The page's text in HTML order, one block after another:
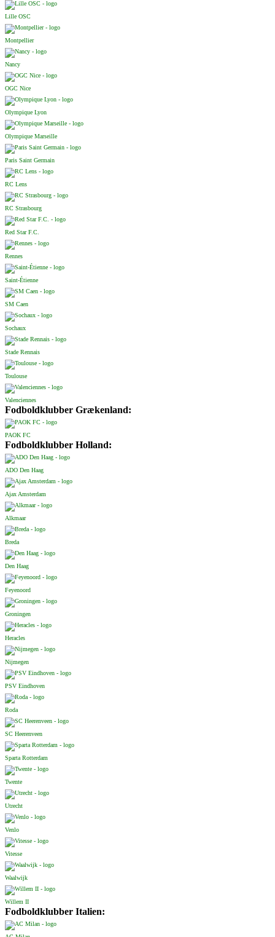
Lille OSC
Montpellier
Nancy
OGC Nice
Olympique Lyon
Olympique Marseille
Paris Saint Germain
RC Lens
RC Strasbourg
Red Star F.C.
Rennes
Saint-Étienne
SM Caen
Sochaux
Stade Rennais
Toulouse
Valenciennes
Fodboldklubber Grækenland:
PAOK FC
Fodboldklubber Holland:
ADO Den Haag
Ajax Amsterdam
Alkmaar
Breda
Den Haag
Feyenoord
Groningen
Heracles
Nijmegen
PSV Eindhoven
Roda
SC Heerenveen
Sparta Rotterdam
Twente
Utrecht
Venlo
Vitesse
Waalwijk
Willem II
Fodboldklubber Italien: